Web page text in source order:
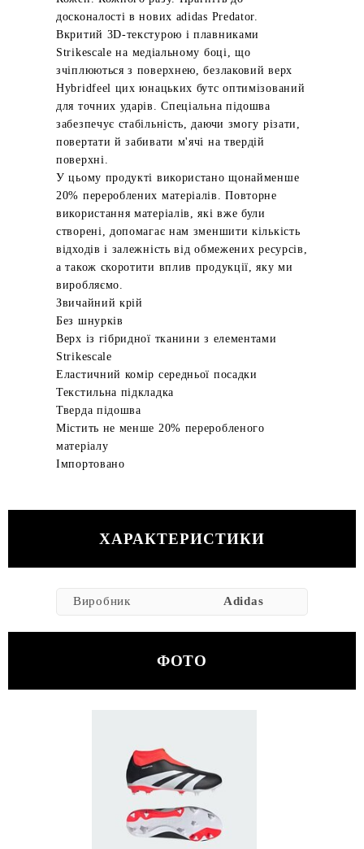
досконалості в нових adidas Predator.
Вкритий 3D-текстурою і плавниками
Strikescale на медіальному боці, що
зчіплюються з поверхнею, безлаковий верх
Hybridfeel цих юнацьких бутс оптимізований
для точних ударів. Спеціальна підошва
забезпечує стабільність, даючи змогу різати,
повертати й забивати м'ячі на твердій
поверхні.
У цьому продукті використано щонайменше
20% перероблених матеріалів. Повторне
використання матеріалів, які вже були
створені, допомагає нам зменшити кількість
відходів і залежність від обмежених ресурсів,
а також скоротити вплив продукції, яку ми
виробляємо.
Звичайний крій
Без шнурків
Верх із гібридної тканини з елементами
Strikescale
Еластичний комір середньої посадки
Текстильна підкладка
Тверда підошва
Містить не менше 20% переробленого
матеріалу
Імпортовано
ХАРАКТЕРИСТИКИ
Виробник Adidas
ФОТО